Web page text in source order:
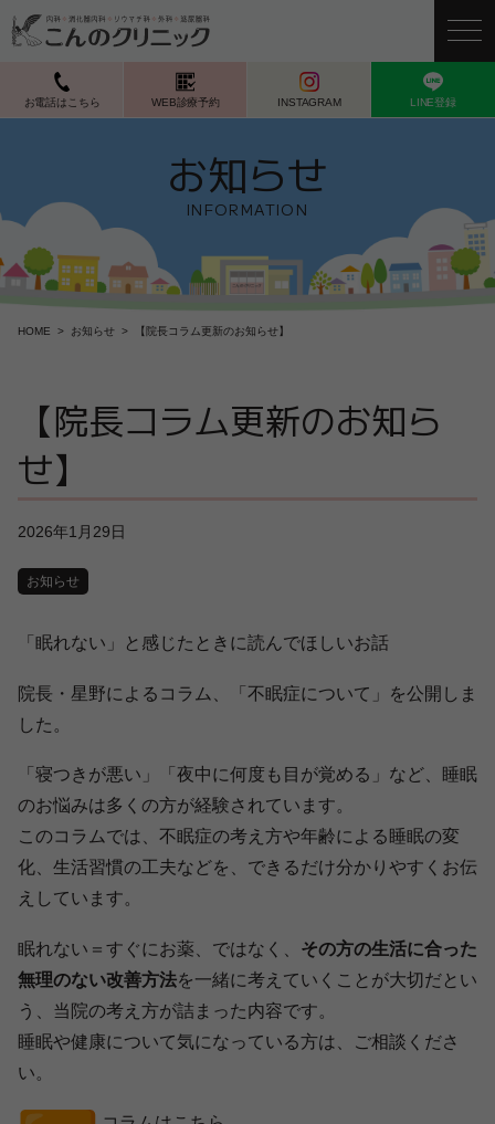
お電話はこちら WEB診療予約 INSTAGRAM LINE登録
お知らせ
INFORMATION
HOME お知らせ 【院長コラム更新のお知らせ】
【院長コラム更新のお知ら
せ】
2026年1月29日
お知らせ
「眠れない」 と感じたときに読んでほしいお話
院長・星野によるコラム、「不眠症について」を公開しま
した。
「寝つきが悪い」「夜中に何度も目が覚める」など、
睡眠
のお悩みは多くの方が経験されています。
このコラムでは、不眠症の考え方や年齢による睡眠の変
化、 生活習慣の工夫などを、 できるだけ分かりやすくお伝
えしています。
眠れない＝すぐにお薬、ではなく、 その方の生活に合った
無理のない改善方法を一緒に考えていくことが大切だとい
う、 当院の考え方が詰まった内容です。
睡眠や健康について気になっている方は、ご相談くださ
い。